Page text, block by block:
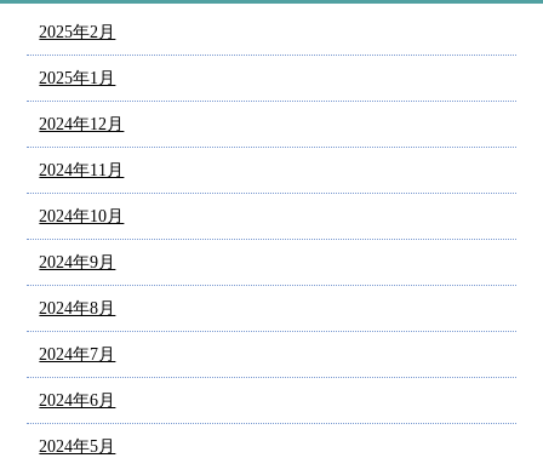
2025年2月
2025年1月
2024年12月
2024年11月
2024年10月
2024年9月
2024年8月
2024年7月
2024年6月
2024年5月